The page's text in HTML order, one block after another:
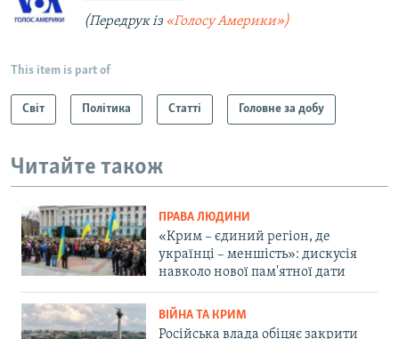
(Передрук із «Голосу Америки»)
This item is part of
Світ Політика Статті Головне за добу
Читайте також
ПРАВА ЛЮДИНИ
«Крим – єдиний регіон, де
українці – меншість»: дискусія
навколо нової пам'ятної дати
ВІЙНА ТА КРИМ
Російська влада обіцяє закрити